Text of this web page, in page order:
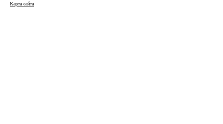
Карта сайта